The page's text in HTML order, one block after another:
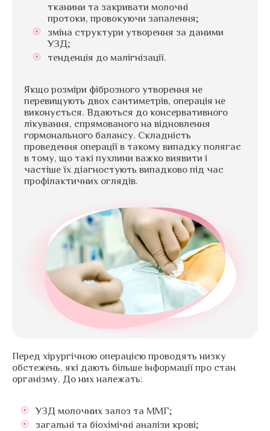
тканини та закривати молочні
протоки, провокуючи запалення;
зміна структури утворення за даними
УЗД;
тенденція до малігнізації.
Якщо розміри фіброзного утворення не
перевищують двох сантиметрів, операція не
виконується. Вдаються до консервативного
лікування, спрямованого на відновлення
гормонального балансу. Складність
проведення операції в такому випадку полягає
в тому, що такі пухлини важко виявити і
частіше їх діагностують випадково під час
профілактичних оглядів.
Перед хірургічною операцією проводять низку
обстежень, які дають більше інформації про стан
організму. До них належать:
УЗД молочних залоз та ММГ;
загальні та біохімічні аналізи крові;